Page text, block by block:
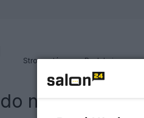
Strona główna Redakcja
notki: